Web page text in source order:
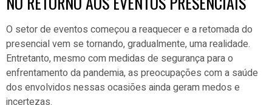
O setor de eventos começou a reaquecer e a retomada do
presencial vem se tornando, gradualmente, uma realidade.
Entretanto, mesmo com medidas de segurança para o
enfrentamento da pandemia, as preocupações com a saúde
dos envolvidos nessas ocasiões ainda geram medos e
incertezas.